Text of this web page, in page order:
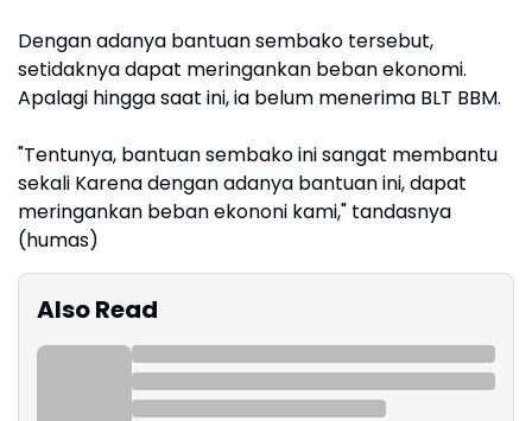
Dengan adanya bantuan sembako tersebut,
setidaknya dapat meringankan beban ekonomi.
Apalagi hingga saat ini, ia belum menerima BLT BBM.
"Tentunya, bantuan sembako ini sangat membantu
sekali Karena dengan adanya bantuan ini, dapat
meringankan beban ekononi kami," tandasnya
(humas)
Also Read